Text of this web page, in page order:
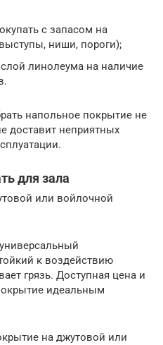
с запасом на
ниши, пороги);
линолеума на наличие
напольное покрытие не
доставит неприятных
для зала
или войлочной
к воздействию
грязь. Доступная цена и
идеальным
на джутовой или